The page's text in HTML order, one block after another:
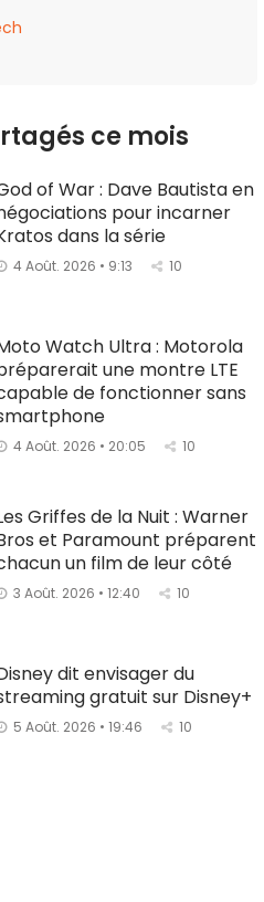
ce mois
of War : Dave Bautista en
pour incarner
dans la série
4 Août. 2026 • 9:13 10
Watch Ultra : Motorola
une montre LTE
de fonctionner sans
4 Août. 2026 • 20:05 10
Griffes de la Nuit : Warner
et Paramount préparent
un film de leur côté
3 Août. 2026 • 12:40 10
dit envisager du
gratuit sur Disney+
5 Août. 2026 • 19:46 10